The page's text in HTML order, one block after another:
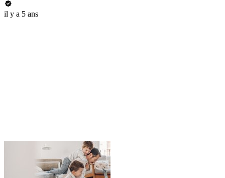
il y a 5 ans